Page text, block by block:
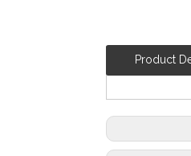
Product